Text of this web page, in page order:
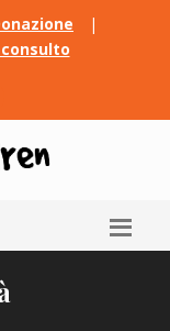
|